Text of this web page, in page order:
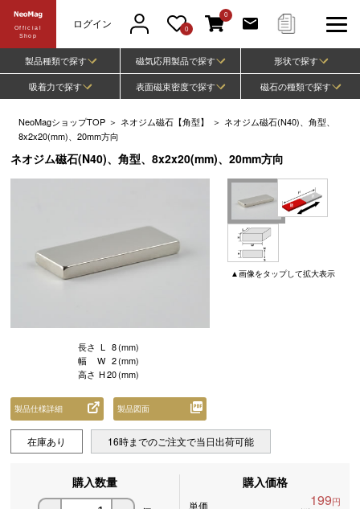
Official
Shop
ログイン 0
0
製品種類で探す 磁気応用製品で探す
形状で探す
吸着力で探す
表面磁束密度で探す 磁石の種類で探す
NeoMagショップTOP ＞ ネオジム磁石【角型】 ＞ ネオジム磁石(N40)、角型、
8x2x20(mm)、20mm方向
ネオジム磁石(N40)、角型、8x2x20(mm)、20mm方向
▲画像をタップして拡大表示
長さ L 8(mm)
幅
W 2(mm)
高さ H20(mm)
製品仕様詳細 製品図面
在庫あり 16時までのご注文で当日出荷可能
購入数量 購入価格
単価 199円